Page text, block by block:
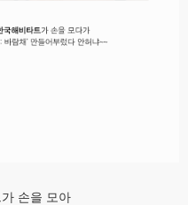
손을 모아